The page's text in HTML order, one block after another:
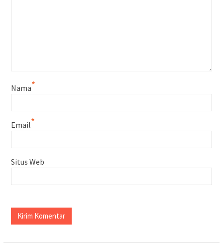
Nama*
Email*
Situs Web